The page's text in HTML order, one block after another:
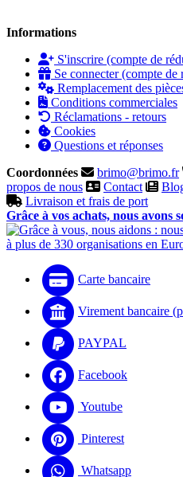
Informations
S'inscrire (compte de
Se connecter (compte de
Remplacement des
Conditions commerciales
Réclamations - retours
Cookies
Questions et réponses
Coordonnées
brimo@brimo.fr
propos de nous
Contact
Livraison et frais de port
Grâce à vos achats, nous avons
Carte bancaire
Virement bancaire
PAYPAL
Facebook
Youtube
Pinterest
Whatsapp